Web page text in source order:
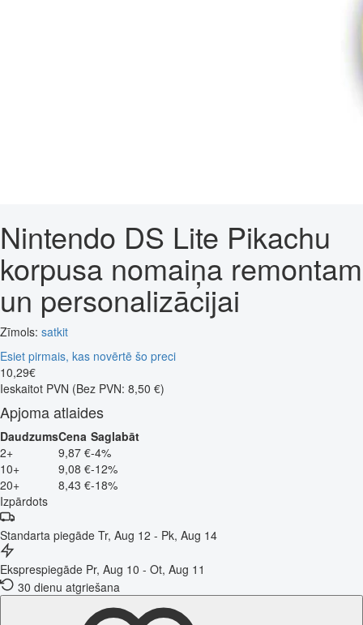
Nintendo DS Lite Pikachu
korpusa nomaiņa remontam
un personalizācijai
Zīmols: satkit
Esiet pirmais, kas novērtē šo preci
10,29€
Ieskaitot PVN (Bez PVN: 8,50 €)
Apjoma atlaides
DaudzumsCena Saglabāt
2+
9,87 €-4%
10+
9,08 €-12%
20+
8,43 €-18%
Izpārdots
Standarta piegāde Tr, Aug 12 - Pk, Aug 14
Eksprespiegāde Pr, Aug 10 - Ot, Aug 11
30 dienu atgriešana